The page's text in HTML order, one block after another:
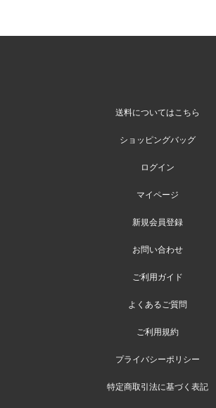
送料についてはこちら
ショッピングバッグ
ログイン
マイページ
新規会員登録
お問い合わせ
ご利用ガイド
よくあるご質問
ご利用規約
プライバシーポリシー
特定商取引法に基づく表記